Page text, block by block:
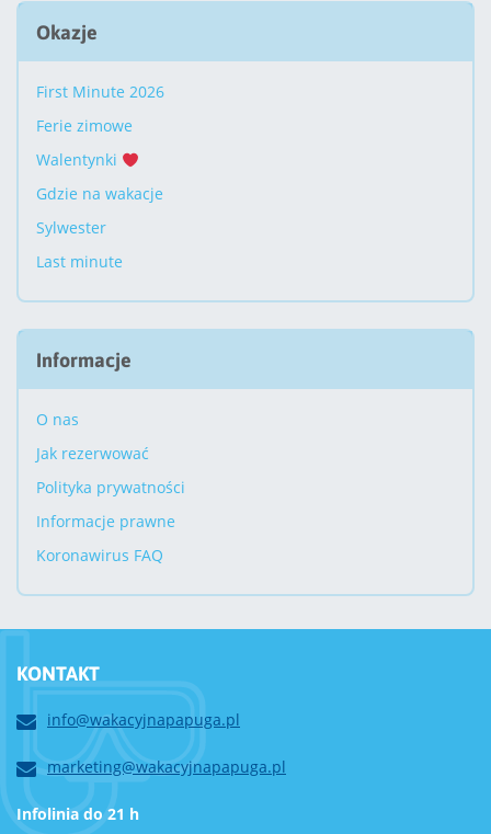
Okazje
First Minute 2026
Ferie zimowe
Walentynki
Gdzie na wakacje
Sylwester
Last minute
Informacje
O nas
Jak rezerwować
Polityka prywatności
Informacje prawne
Koronawirus FAQ
KONTAKT
info@wakacyjnapapuga.pl
marketing@wakacyjnapapuga.pl
Infolinia do 21 h